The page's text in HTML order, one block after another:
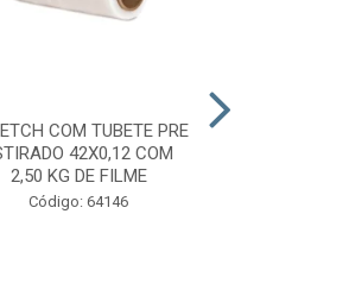
COM TUBETE PRE
42X0,12 COM
2,50 KG DE FILME
Código: 64146